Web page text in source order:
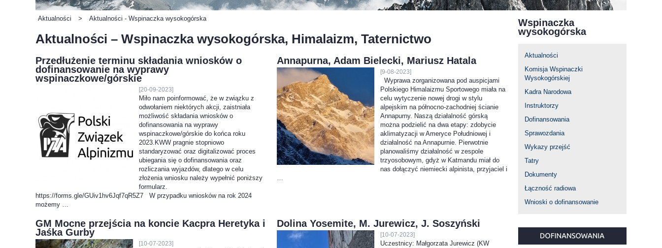
Wspinaczka
wysokogórska
Aktualności
Komisja Wspinaczki
Wysokogórskiej
Kadra Narodowa
Instruktorzy
Dofinansowania
Sprawozdania
Wykazy przejść
Tatry
Dokumenty
Łączność radiowa
Wnioski o dofinansowanie
Aktualności > Aktualności - Wspinaczka wysokogórska
Aktualności – Wspinaczka wysokogórska, Himalaizm, Taternictwo
Przedłużenie terminu składania wniosków o
dofinansowanie na wyprawy
wspinaczkowe/górskie
[20-09-2023]
Miło nam poinformować, że w związku z
odwołaniem niektórych akcji, zaistniała
możliwość składania wniosków o
dofinansowania na wyprawy
wspinaczkowe/górskie do końca roku
2023.KWW pragnie stopniowo
standaryzować oraz digitalizować proces
ubiegania się o dofinansowania oraz
rozliczania wyjazdów, dlatego w celu
złożenia wniosku należy wypełnić poniższy
formularz.
https://forms.gle/GUiv1hv6Jqf7qR5Z7 W przypadku wniosków na rok 2024
możemy …
Annapurna, Adam Bielecki, Mariusz Hatala
[9-08-2023]
Wyprawa zorganizowana pod auspicjami
Polskiego Himalaizmu Sportowego miała na
celu wytyczenie nowej drogi w stylu
alpejskim na północno-zachodniej ścianie
Annapurny. Naszą działalność górską
można podzielić na dwa etapy: zdobycie
aklimatyzacji w Ameryce Południowej i
działalność na Annapurnie. Pierwotnie
planowaliśmy działalność w zespole
trzyosobowym, gdyż w Katmandu miał do
nas dołączyć niemiecki alpinista, przyjaciel i
…
GM Mocne przejścia na koncie Kacpra Heretyka i
Jaśka Gurby
[10-07-2023]
Dolina Yosemite, M. Jurewicz, J. Soszyński
[10-07-2023]
Uczestnicy: Małgorzata Jurewicz (KW